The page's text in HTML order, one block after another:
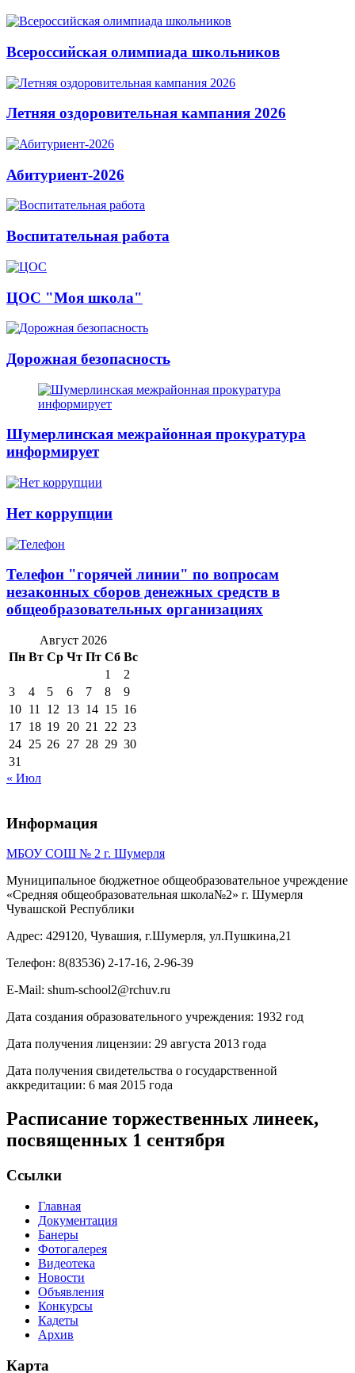
Всероссийская олимпиада школьников
Летняя оздоровительная кампания 2026
Абитуриент-2026
Воспитательная работа
ЦОС "Моя школа"
Дорожная безопасность
Шумерлинская межрайонная прокуратура
информирует
Нет коррупции
Телефон "горячей линии" по вопросам
незаконных сборов денежных средств в
общеобразовательных организациях
Август 2026
Пн Вт Ср Чт Пт Сб Вс
1
2
3
4 5 6 7 8
9
10 11 12 13 14 15 16
17 18 19 20 21 22 23
24 25 26 27 28 29 30
31
« Июл
Информация
МБОУ СОШ № 2 г. Шумерля
Муниципальное бюджетное общеобразовательное учреждение
«Средняя общеобразовательная школа№2» г. Шумерля
Чувашской Республики
Адрес: 429120, Чувашия, г.Шумерля, ул.Пушкина,21
Телефон: 8(83536) 2-17-16, 2-96-39
E-Mail: shum-school2@rchuv.ru
Дата создания образовательного учреждения: 1932 год
Дата получения лицензии: 29 августа 2013 года
Дата получения свидетельства о государственной
аккредитации: 6 мая 2015 года
Расписание торжественных линеек,
посвященных 1 сентября
Ссылки
Главная
Документация
Банеры
Фотогалерея
Видеотека
Новости
Объявления
Конкурсы
Кадеты
Архив
Карта